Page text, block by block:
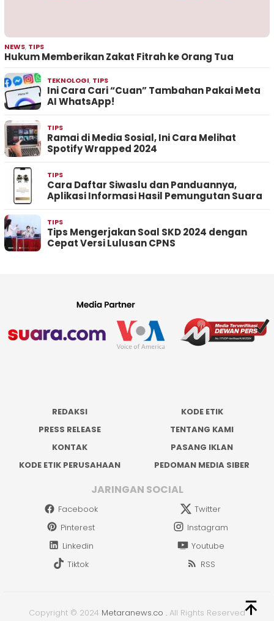
NEWS, TIPS
Hukum Memberikan Zakat Fitrah ke Orang Tua
TEKNOLOGI, TIPS
Ini Cara Cari “Cuan” Tambahan Pakai Meta
AI WhatsApp!
TIPS
Ramai di Media Sosial, Ini Cara Melihat
Spotify Wrapped 2024
TIPS
Cara Daftar Siwaslu dan Panduannya,
Aplikasi Informasi Hasil Pemungutan Suara
TIPS
Tips Mengerjakan Soal SKD 2024 dengan
Cepat Versi Lulusan CPNS
REDAKSI
KODE ETIK
PRESS RELEASE
TENTANG KAMI
KONTAK
PASANG IKLAN
KODE ETIK PERUSAHAAN
PEDOMAN MEDIA SIBER
JARINGAN SOCIAL
Facebook
Twitter
Pinterest
Instagram
Linkedin
Youtube
Tiktok
RSS
Copyright © 2024 Metaranews.co . All Rights Reserved